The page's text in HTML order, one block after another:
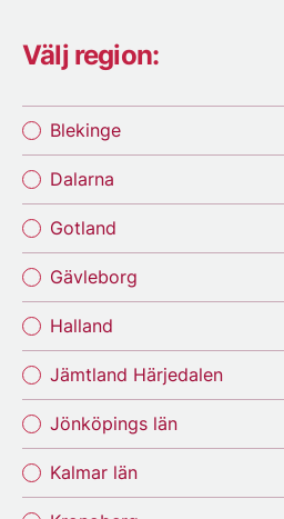
Välj region:
Blekinge
Dalarna
Gotland
Gävleborg
Halland
Jämtland Härjedalen
Jönköpings län
Kalmar län